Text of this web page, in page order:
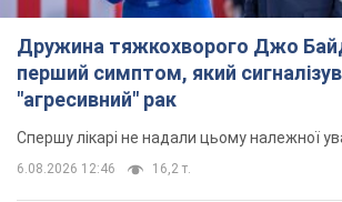
Дружина тяжкохворого Джо
перший симптом, який
"агресивний" рак
Спершу лікарі не надали цьому належної
6.08.2026 12:46 16,2 т.